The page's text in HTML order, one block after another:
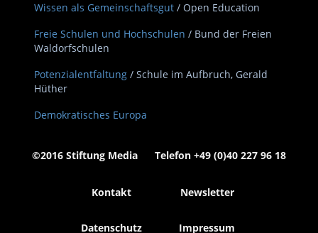
Wissen als Gemeinschaftsgut / Open Education
Freie Schulen und Hochschulen / Bund der Freien
Waldorfschulen
Potenzialentfaltung / Schule im Aufbruch, Gerald
Hüther
Demokratisches Europa
©2016 Stiftung Media Telefon +49 (0)40 227 96 18